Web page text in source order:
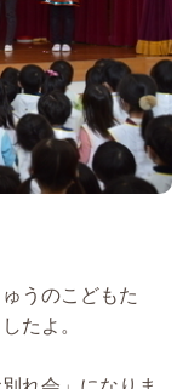
うのこどもた
たよ。